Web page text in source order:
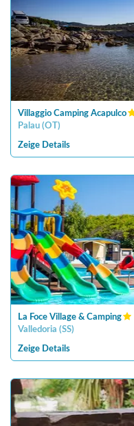
Villaggio Camping Acapulco
Palau (OT)
Zeige Details
La Foce Village & Camping
Valledoria (SS)
Zeige Details